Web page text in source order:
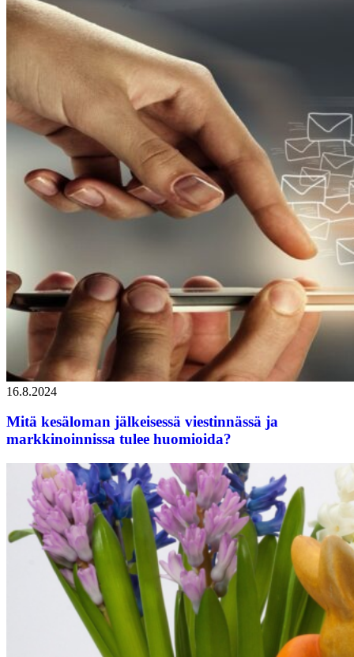
16.8.2024
Mitä kesäloman jälkeisessä viestinnässä ja
markkinoinnissa tulee huomioida?